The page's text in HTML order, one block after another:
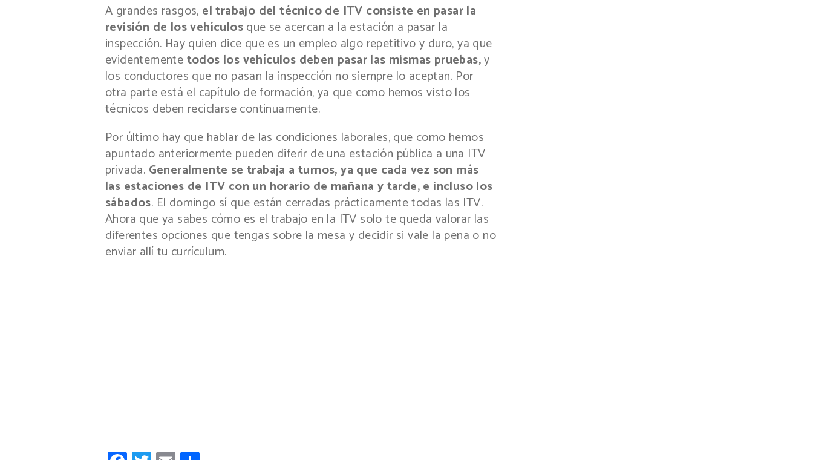
A grandes rasgos, el trabajo del técnico de ITV consiste en pasar la
revisión de los vehículosque se acercan a la estación a pasar la
inspección. Hay quien dice que es un empleo algo repetitivo y duro, ya que
evidentementetodos los vehículos deben pasar las mismas pruebas,y
los conductores que no pasan la inspección no siempre lo aceptan. Por
otra parte está el capítulo de formación, ya que como hemos visto los
técnicos deben reciclarse continuamente.
Por último hay que hablar de las condiciones laborales, que como hemos
apuntado anteriormente pueden diferir de una estación pública a una ITV
privada. Generalmente se trabaja a turnos, ya que cada vez son más
las estaciones de ITV con un horario de mañana y tarde, e incluso los
sábados. El domingo sí que están cerradas prácticamente todas las ITV.
Ahora que ya sabes cómo es el trabajo en la ITV solo te queda valorar las
diferentes opciones que tengas sobre la mesa y decidir si vale la pena o no
enviar allí tu currículum.